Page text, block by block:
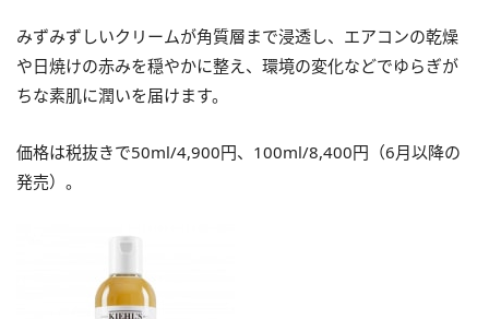
みずみずしいクリームが角質層まで浸透し、エアコンの乾燥
や日焼けの赤みを穏やかに整え、環境の変化などでゆらぎが
ちな素肌に潤いを届けます。
価格は税抜きで50ml/4,900円、100ml/8,400円（6月以降の
発売）。